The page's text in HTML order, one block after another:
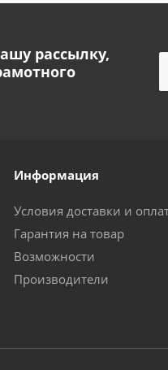
рассылку,
Информация
Условия доставки и
Гарантия на товар
Возможности
Производители